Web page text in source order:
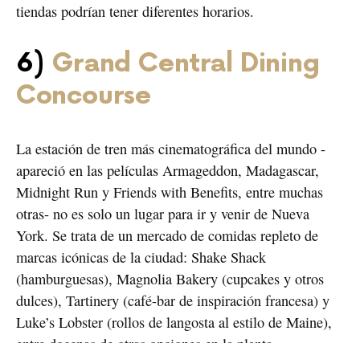
tiendas podrían tener diferentes horarios.
6) Grand Central Dining
Concourse
La estación de tren más cinematográfica del mundo -
apareció en las películas Armageddon, Madagascar,
Midnight Run y ​​Friends with Benefits, entre muchas
otras- no es solo un lugar para ir y venir de Nueva
York. Se trata de un mercado de comidas repleto de
marcas icónicas de la ciudad: Shake Shack
(hamburguesas), Magnolia Bakery (cupcakes y otros
dulces), Tartinery (café-bar de inspiración francesa) y
Luke’s Lobster (rollos de langosta al estilo de Maine),